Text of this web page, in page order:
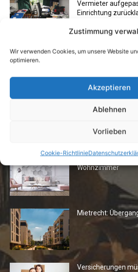
Zustimmung
Wir verwenden Cookies, um unsere Website
optimieren.
Akzeptieren
Ablehnen
Vorlieben
Cookie-Richtlinie
Vermieter
Einrichtung
7. Juli 2026
Fototapeten:
Wohnzimmer
Mietrecht:
Versicherungen